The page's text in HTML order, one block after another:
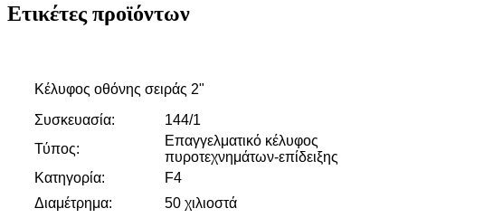
Ετικέτες προϊόντων
Κέλυφος οθόνης σειράς 2"
Συσκευασία:
144/1
Τύπος:
Επαγγελματικό κέλυφος
πυροτεχνημάτων-επίδειξης
Κατηγορία:
F4
Διαμέτρημα:
50 χιλιοστά